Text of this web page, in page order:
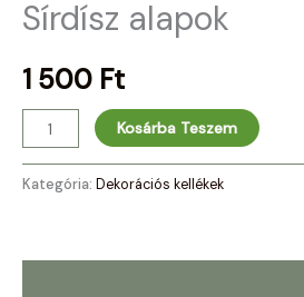
Sírdísz alapok
1 500 Ft
Kosárba Teszem
Kategória: Dekorációs kellékek